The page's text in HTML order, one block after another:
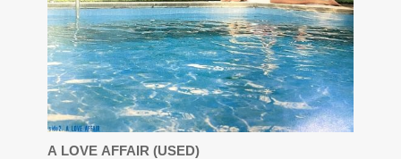
A LOVE AFFAIR (USED)